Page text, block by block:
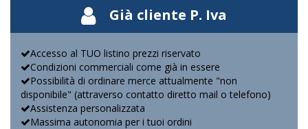
Già cliente P. Iva
Accesso al TUO listino prezzi riservato
Condizioni commerciali come già in essere
Possibilità di ordinare merce attualmente "non
disponibile" (attraverso contatto diretto mail o telefono)
Assistenza personalizzata
Massima autonomia per i tuoi ordini